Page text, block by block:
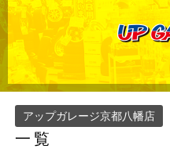
アップガレージ京都八幡店
一覧